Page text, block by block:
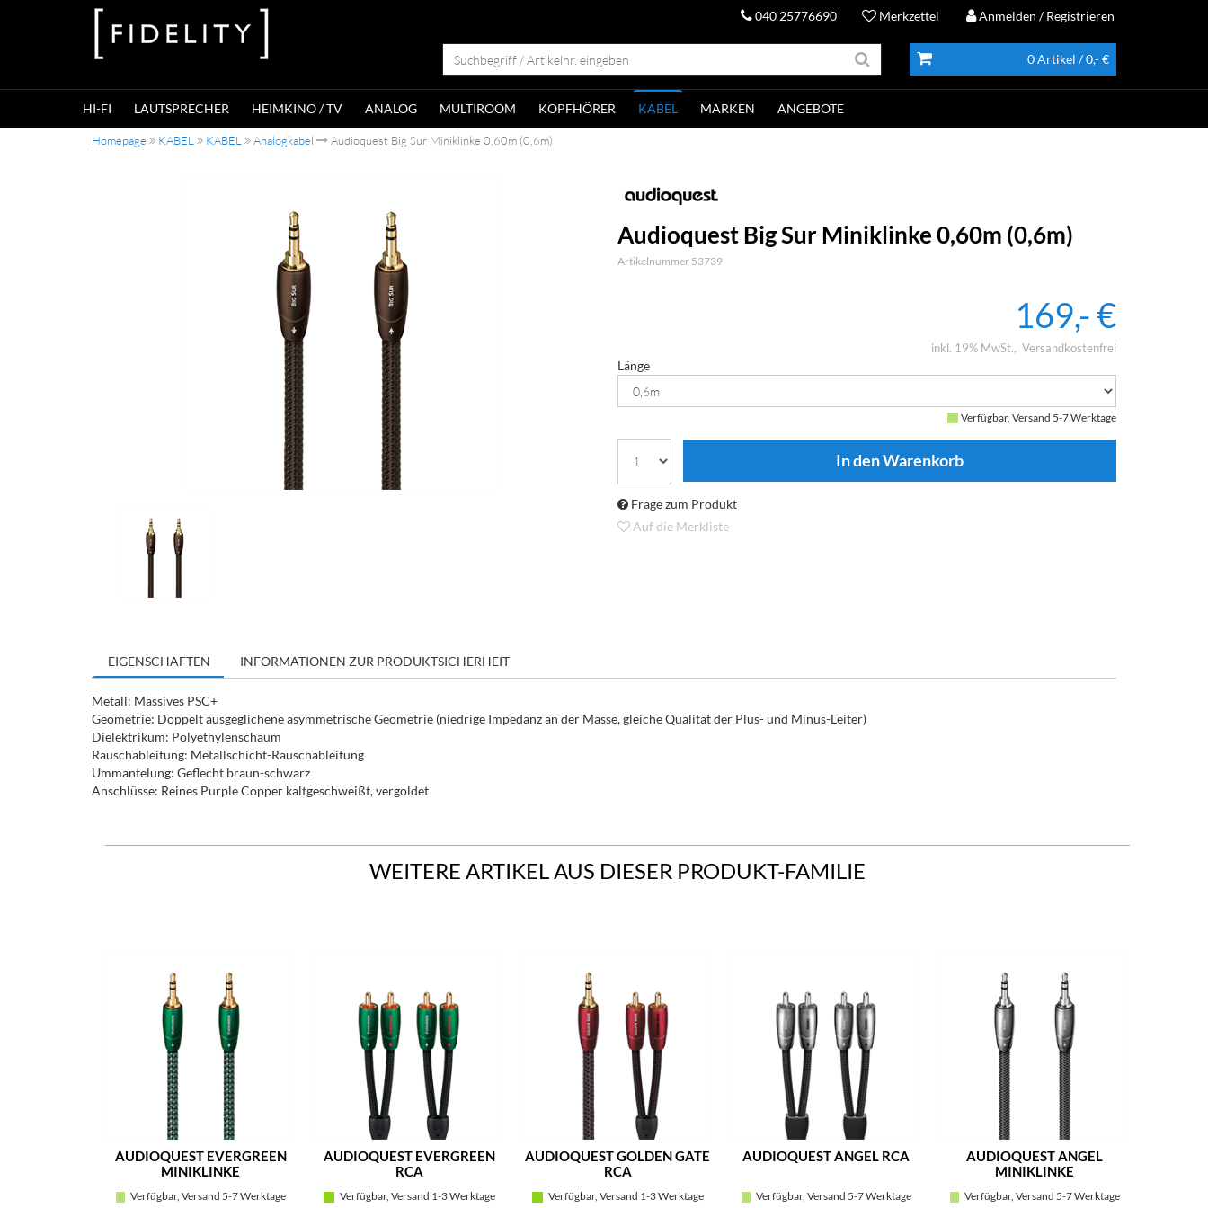
040 25776690 Merkzettel Anmelden / Registrieren
0 Artikel / 0,- €
HI-FI LAUTSPRECHER HEIMKINO / TV ANALOG MULTIROOM KOPFHÖRER KABEL MARKEN ANGEBOTE
Homepage KABEL KABEL Analogkabel Audioquest Big Sur Miniklinke 0,60m (0,6m)
Audioquest Big Sur Miniklinke 0,60m (0,6m)
Artikelnummer 53739
169,- €
inkl. 19% MwSt. Versandkostenfrei
Länge
Verfügbar, Versand 5-7 Werktage
Frage zum Produkt
Auf die Merkliste
EIGENSCHAFTEN INFORMATIONEN ZUR PRODUKTSICHERHEIT
Metall: Massives PSC+
Geometrie: Doppelt ausgeglichene asymmetrische Geometrie (niedrige Impedanz an der Masse, gleiche Qualität der Plus- und Minus-Leiter)
Dielektrikum: Polyethylenschaum
Rauschableitung: Metallschicht-Rauschableitung
Ummantelung: Geflecht braun-schwarz
Anschlüsse: Reines Purple Copper kaltgeschweißt, vergoldet
WEITERE ARTIKEL AUS DIESER PRODUKT-FAMILIE
AUDIOQUEST EVERGREEN
MINIKLINKE
Verfügbar, Versand 5-7 Werktage
AUDIOQUEST EVERGREEN
RCA
Verfügbar, Versand 1-3 Werktage
AUDIOQUEST GOLDEN GATE
RCA
Verfügbar, Versand 1-3 Werktage
AUDIOQUEST ANGEL RCA
Verfügbar, Versand 5-7 Werktage
AUDIOQUEST ANGEL
MINIKLINKE
Verfügbar, Versand 5-7 Werktage